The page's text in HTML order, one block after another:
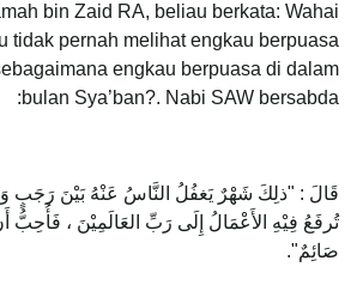
bin Zaid RA, beliau berkata: Wahai
tidak pernah melihat engkau berpuasa
engkau berpuasa di dalam
bulan Sya’ban?. Nabi SAW bersabda:
قَالَ : "ذلِكَ شَهْرٌ يَغفُلُ النَّاسُ عَنْهُ بَيْنَ رَجَبٍ
تُرفَعُ فِيْهِ الأَعْمَالُ إِلَى رَبِّ العَالَمِيْنَ ، فَأُحِبُّ
صَائِمٌ".